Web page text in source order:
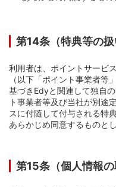
第14条（特典等の扱
利用者は、ポイントサービ
（以下「ポイント事業者等
基づきEdyと関連して独自
ト事業者等及び当社が別途
スに付随して付与される特
あらかじめ同意するものとし
第15条（個人情報の